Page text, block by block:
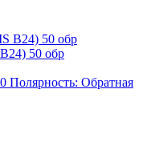
50 обр
Полярность: Обратная